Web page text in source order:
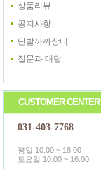
상품리뷰
공지사항
단발까까장터
질문과 대답
CUSTOMER CENTER
031-403-7768
평일 10:00 ~ 18:00
토요일 10:00 ~ 16:00